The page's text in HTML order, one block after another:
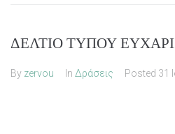
ΔΕΛΤΙΟ ΤΥΠΟΥ
By zervou In Δράσεις Posted 31